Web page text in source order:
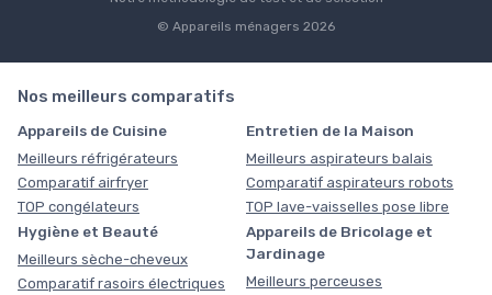
© Appareils ménagers 2026
Nos meilleurs comparatifs
Appareils de Cuisine
Meilleurs réfrigérateurs
Comparatif airfryer
TOP congélateurs
Entretien de la Maison
Meilleurs aspirateurs balais
Comparatif aspirateurs robots
TOP lave-vaisselles pose libre
Hygiène et Beauté
Meilleurs sèche-cheveux
Comparatif rasoirs électriques
Appareils de Bricolage et
Jardinage
Meilleurs perceuses